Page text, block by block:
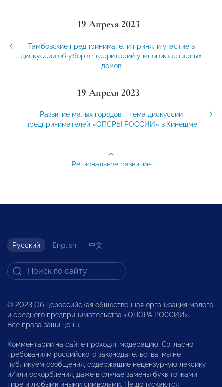
19 Апреля 2023
Тамбовские предприниматели приняли участие в
дискуссии об уборке территорий у многоквартирных
домов
19 Апреля 2023
Развитие малых городов – тема дискуссии
предпринимателей «ОПОРЫ РОССИИ» в Кинешме
Региональное развитие
Русский English 中文
© 2023 Общероссийская общественная организация малого
и среднего предпринимательства «ОПОРА РОССИИ».
Все права защищены.
Комментарии на сайте проходят модерацию. Согласно
требованиям российского законодательства, мы не
публикуем сообщения, содержащие нецензурную лексику
и/или оскорбления, даже в случае замены букв точками,
тире и любыми иными символами. Не допускаются